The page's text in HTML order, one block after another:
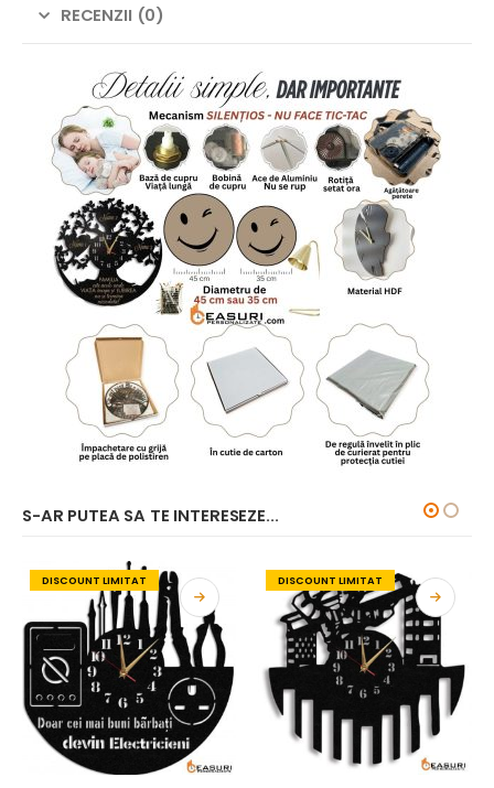
RECENZII (0)
S-AR PUTEA SA TE INTERESEZE...
DISCOUNT LIMITAT DISCOUNT LIMITAT